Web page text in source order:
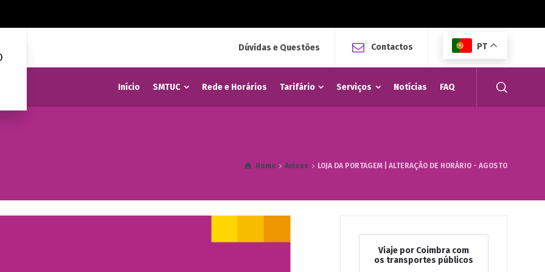
Dúvidas e Questões Contactos PT
Início SMTUC Rede e Horários Tarifário Serviços Notícias FAQ
Home Avisos LOJA DA PORTAGEM | ALTERAÇÃO DE HORÁRIO - AGOSTO
Viaje por Coimbra com
os transportes públicos